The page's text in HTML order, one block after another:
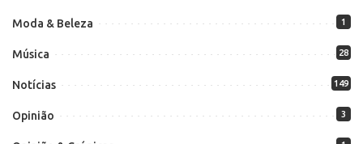
Moda & Beleza 1
Música 28
Notícias 149
Opinião 3